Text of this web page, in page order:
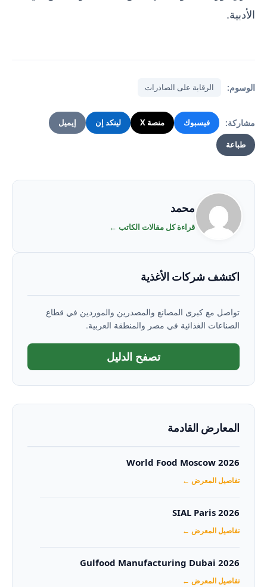
الأدبية.
الوسوم: الرقابة على الصادرات
مشاركة: فيسبوك منصة X لينكد إن إيميل
طباعة
محمد
قراءة كل مقالات الكاتب ←
اكتشف شركات الأغذية
تواصل مع كبرى المصانع والمصدرين والموردين في قطاع
الصناعات الغذائية في مصر والمنطقة العربية.
تصفح الدليل
المعارض القادمة
World Food Moscow 2026
تفاصيل المعرض ←
SIAL Paris 2026
تفاصيل المعرض ←
Gulfood Manufacturing Dubai 2026‏
تفاصيل المعرض ←